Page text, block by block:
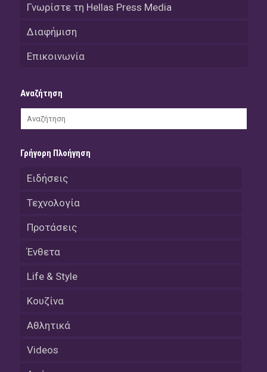
Γνωρίστε τη Hellas Press Media
Διαφήμιση
Επικοινωνία
Αναζήτηση
Γρήγορη Πλοήγηση
Ειδήσεις
Τεχνολογία
Προτάσεις
Ένθετα
Life & Style
Κουζίνα
Αθλητικά
Videos